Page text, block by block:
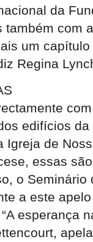
da
um
Regina
edifícios
de
essas
o
a este
esperança